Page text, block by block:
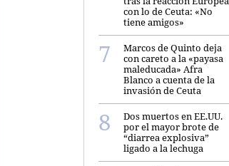
con lo de Ceuta: «No
tiene amigos»
Marcos de Quinto deja
con careto a la «payasa
maleducada» Afra
Blanco a cuenta de la
invasión de Ceuta
Dos muertos en EE.UU.
por el mayor brote de
“diarrea explosiva”
ligado a la lechuga